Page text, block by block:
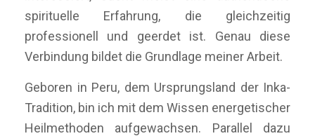
spirituelle Erfahrung, die gleichzeitig
professionell und geerdet ist. Genau diese
Verbindung bildet die Grundlage meiner Arbeit.
Geboren in Peru, dem Ursprungsland der Inka-
Tradition, bin ich mit dem Wissen energetischer
Heilmethoden aufgewachsen. Parallel dazu